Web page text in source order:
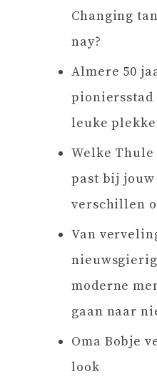
Changing
nay?
Almere 50
pioniersstad
leuke
Welke
past bij
verschillen
Van
moderne
gaan naar
Oma Bobje
look